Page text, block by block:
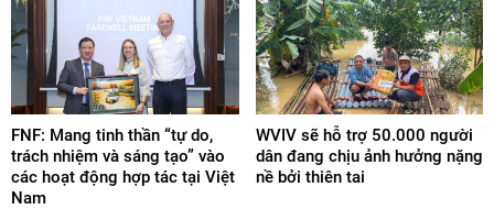
FNF: Mang tinh thần “tự do,
trách nhiệm và sáng tạo” vào
các hoạt động hợp tác tại Việt
Nam
WVIV sẽ hỗ trợ 50.000 người
dân đang chịu ảnh hưởng nặng
nề bởi thiên tai